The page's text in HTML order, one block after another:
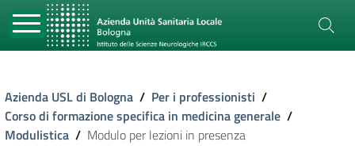
Azienda USL di Bologna / Per i professionisti /
Corso di formazione specifica in medicina generale /
Modulistica / Modulo per lezioni in presenza